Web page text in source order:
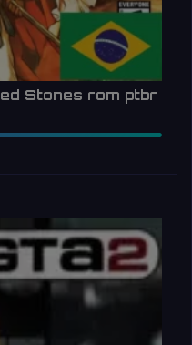
Stones rom ptbr